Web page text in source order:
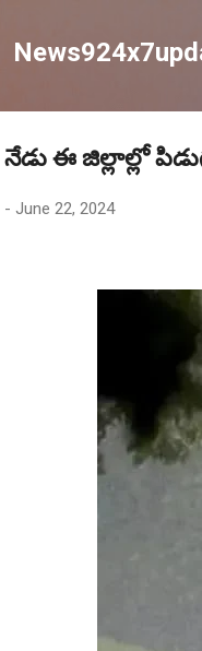
నేడు ఈ జిల్లాల్లో
- June 22, 2024